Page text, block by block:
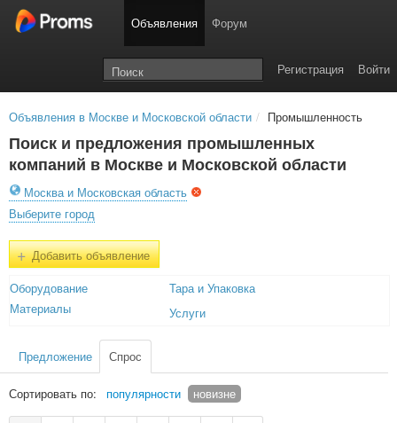
Объявления Форум
Войти
Регистрация
Объявления в Москве и Московской области / Промышленность
Поиск и предложения промышленных
компаний в Москве и Московской области
Москва и Московская область
Выберите город
+Добавить объявление
Оборудование
Материалы
Тара и Упаковка
Услуги
Предложение Спрос
Сортировать по: популярности новизне